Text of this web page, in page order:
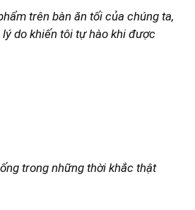
trên bàn ăn tối của chúng ta,
do khiến tôi tự hào khi được
trong những thời khắc thật